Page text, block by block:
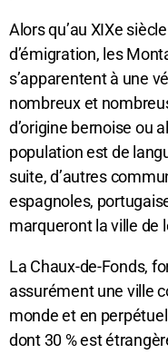
Alors qu’au XIXe
d’émigration, les
s’apparentent à une
nombreux et
d’origine bernoise ou
population est de
suite, d’autres
espagnoles,
marqueront la ville de
La Chaux-de-Fonds,
assurément une ville
monde et en
dont 30 % est